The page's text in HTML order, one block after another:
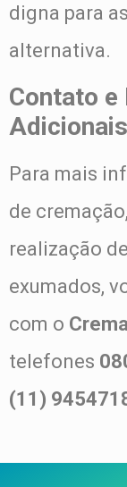
digna para
alternativa.
Contato
Adicionais
Para mais
de
realização
exumados,
com o
telefones
(11)